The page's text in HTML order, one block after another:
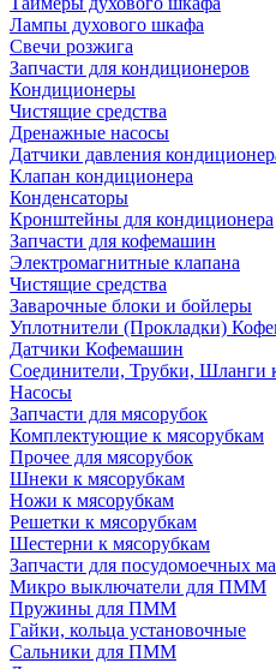
Лампы духового шкафа
Свечи розжига
Запчасти для кондиционеров
Кондиционеры
Чистящие средства
Дренажные насосы
Датчики давления
Клапан кондиционера
Конденсаторы
Кронштейны для кондиционера
Запчасти для кофемашин
Электромагнитные клапана
Чистящие средства
Заварочные блоки и бойлеры
Уплотнители (Прокладки)
Датчики Кофемашин
Соединители, Трубки, Шланги
Насосы
Запчасти для мясорубок
Комплектующие к мясорубкам
Прочее для мясорубок
Шнеки к мясорубкам
Ножи к мясорубкам
Решетки к мясорубкам
Шестерни к мясорубкам
Запчасти для посудомоечных
Микро выключатели для ПММ
Пружины для ПММ
Гайки, кольца установочные
Сальники для ПММ